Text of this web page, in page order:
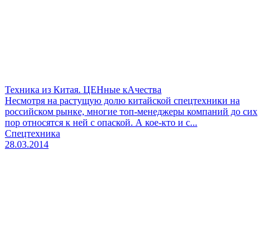
Техника из Китая. ЦЕНные кАчества
Несмотря на растущую долю китайской спецтехники на
российском рынке, многие топ-менеджеры компаний до сих
пор относятся к ней с опаской. А кое-кто и с...
Спецтехника
28.03.2014